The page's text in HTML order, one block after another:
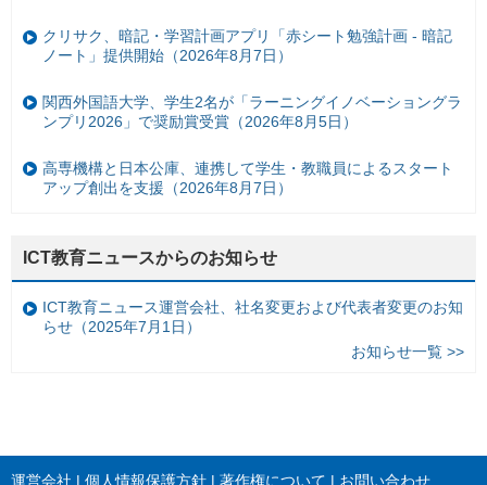
クリサク、暗記・学習計画アプリ「赤シート勉強計画 - 暗記
ノート」提供開始（2026年8月7日）
関西外国語大学、学生2名が「ラーニングイノベーショングラ
ンプリ2026」で奨励賞受賞（2026年8月5日）
高専機構と日本公庫、連携して学生・教職員によるスタート
アップ創出を支援（2026年8月7日）
ICT教育ニュースからのお知らせ
ICT教育ニュース運営会社、社名変更および代表者変更のお知
らせ（2025年7月1日）
お知らせ一覧 >>
運営会社 個人情報保護方針 著作権について お問い合わせ